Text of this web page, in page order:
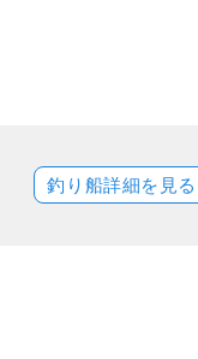
釣り船詳細を見る